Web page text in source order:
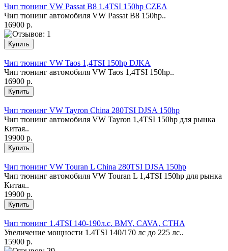
Чип тюнинг VW Passat B8 1.4TSI 150hp CZEA
Чип тюнинг автомобиля VW Passat B8 150hp..
16900 р.
Чип тюнинг VW Taos 1,4TSI 150hp DJKA
Чип тюнинг автомобиля VW Taos 1,4TSI 150hp..
16900 р.
Чип тюнинг VW Tayron China 280TSI DJSA 150hp
Чип тюнинг автомобиля VW Tayron 1,4TSI 150hp для рынка
Китая..
19900 р.
Чип тюнинг VW Touran L China 280TSI DJSA 150hp
Чип тюнинг автомобиля VW Touran L 1,4TSI 150hp для рынка
Китая..
19900 р.
Чип тюнинг 1.4TSI 140-190л.с. BMY, CAVA, CTHA
Увеличение мощности 1.4TSI 140/170 лс до 225 лс..
15900 р.